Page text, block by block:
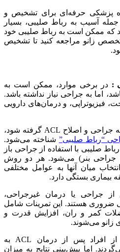
پزشکی حرفه‌ای برای تشخیص و
آسیب به رباط صلیبی، بسیار
ممکن است به رباط صلیبی خود
زانو مراجعه کنید تا تشخیص
در برخی موارد، ممکن است به
اما به جراحی نیاز نداشته باشد.
فیزیوتراپی، و درمان‌های دارویی
اگر تصمیم به جراحی و اصلاح ACL گرفته شود،
“رباط صلیبی” شناخته می‌شود.
صلیبی با استفاده از جراحی باز
جراحی بنر) می‌شود. هر دو روش
میان آنها به عوامل مختلفی
بیماری بستگی دارد.
جراحی یا درمان غیرجراحی،
ضروری هستند. این تمرینات شامل
کمر و ران، افزایش قدرت و
زانو می‌شوند.
بسیاری از افراد پس از درمان ACL به
اما پیش‌بینی نتایج به میزان